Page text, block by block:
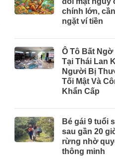
chính lớn,
ngặt ví tiền
Ô Tô Bất Ngờ
Tại Thái Lan
Người Bị
Tối Mật Và
Khẩn Cấp
Bé gái 9 tuổi
sau gần 20
rừng nhờ
thông minh